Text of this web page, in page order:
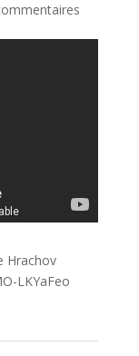
Hrachov
LKYaFeo